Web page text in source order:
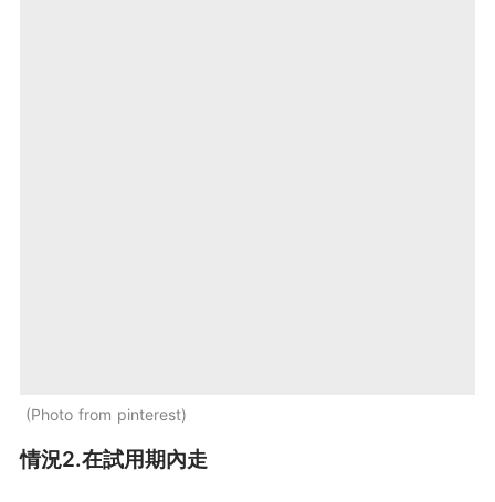
Photo from pinterest
情況2.在試用期內走